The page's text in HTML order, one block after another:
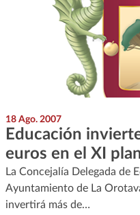
18 Ago. 2007
Educación
euros en el XI
La Concejalía Delegada de
Ayuntamiento de La
invertirá más de…